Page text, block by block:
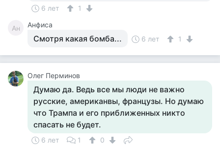
6 лет 1
Ан Анфиса
Смотря какая бомба... 6 лет 1
Олег Перминов
Думаю да. Ведь все мы люди не важно
русские, американвы, французы. Но думаю
что Трампа и его приближенных никто
спасать не будет.
6 лет 1 0